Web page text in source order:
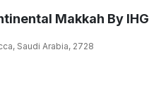
Makkah By IHG
Saudi Arabia, 2728